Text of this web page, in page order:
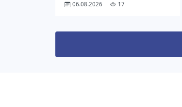
əməliyyat qrupu yaradıb.
06.08.2026 17